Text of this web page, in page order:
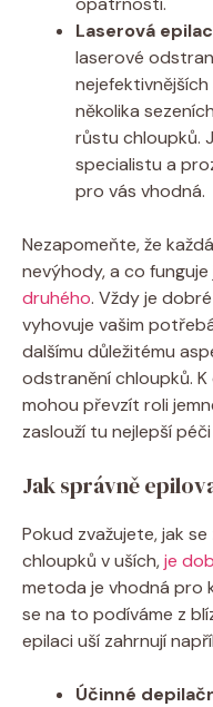
Laserová
laserové
několika
růstu chloupků.
specialistu a
pro vás vhodná.
Nezapomeňte, že
nevýhody, a co funguje
druhého. Vždy je
vyhovuje vašim
dalšímu důležitému
odstranění chloupků.
mohou převzít roli
zaslouží tu nejlepší
Jak správně
Pokud zvažujete, jak
chloupků v uších,je
metoda je vhodná pro
se na to podíváme z
epilaci uší zahrnují
Účinné